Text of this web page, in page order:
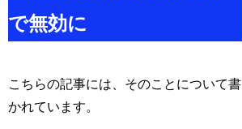
で無効に
こちらの記事には、そのことについて書
かれています。